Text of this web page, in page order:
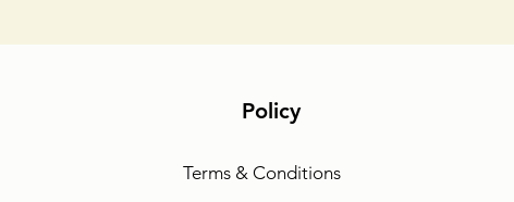
Policy
Terms & Conditions